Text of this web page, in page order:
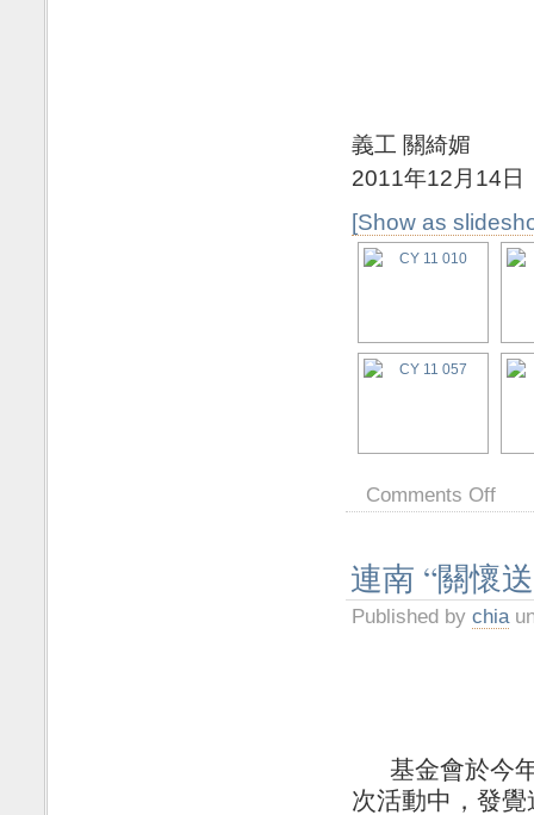
義工 關綺媚
2011年12月14日
[Show as
Comments Off
連南 “關懷
Published by chia
基金會於今
次活動中，發